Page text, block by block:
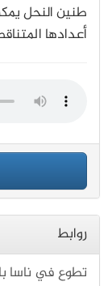
طنين النحل
أعدادها
روابط
تطوع في ناسا